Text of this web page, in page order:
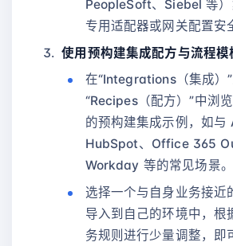
PeopleSoft、Siebel 等
专用适配器或网关配置安
使用预构建集成配方与流程模
在“Integrations（集成）
“Recipes（配方）”中浏
的预构建集成示例，如与
HubSpot、Office 365
Workday 等的常见场景。
选择一个与自身业务接近
导入到自己的环境中，根
务规则进行少量调整，即